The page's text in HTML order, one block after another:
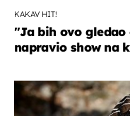
KAKAV HIT!
"Ja bih ovo
napravio show na